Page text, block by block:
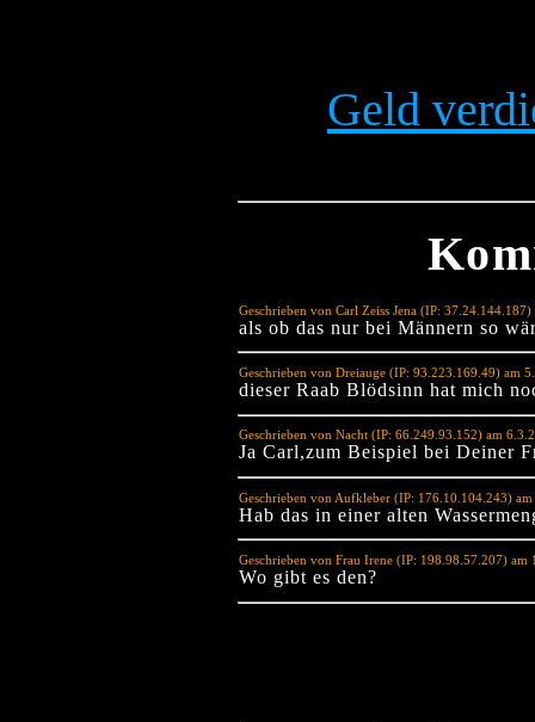
Geld
Geschrieben von Carl Zeiss Jena (IP:
als ob das nur bei Männern so
Geschrieben von Dreiauge (IP: 93.223.169.49) am
dieser Raab Blödsinn hat mich
Geschrieben von Nacht (IP: 66.249.93.152) am
Ja Carl,zum Beispiel bei Deiner
Geschrieben von Aufkleber (IP: 176.10.104.243)
Hab das in einer alten
Geschrieben von Frau Irene (IP: 198.98.57.207)
Wo gibt es den?